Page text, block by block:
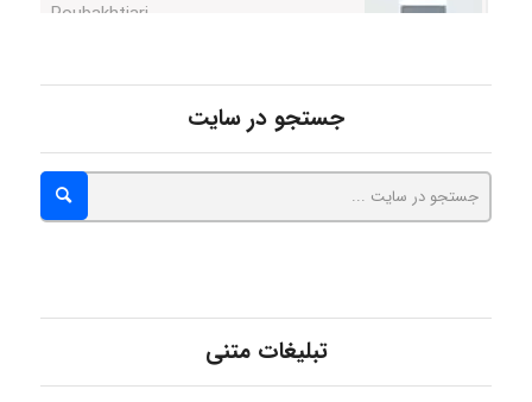
hosein abdolvand
جستجو در سایت
تبلیغات متنی